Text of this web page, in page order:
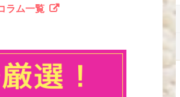
ラム一覧